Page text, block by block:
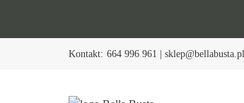
Kontakt: 664 996 961 | sklep@bellabusta.pl